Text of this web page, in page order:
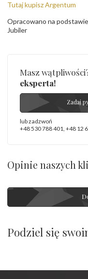
Tutaj kupisz Argentum
Opracowano na
Jubiler
Masz
eksperta!
Zadaj
lub zadzwoń
+48 530 788 401 +48 12
Opinie naszych
Podziel się